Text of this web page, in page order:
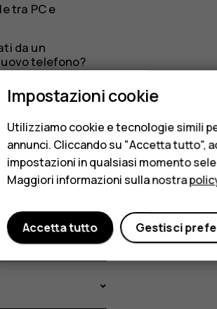
tra PC e
da un
telefono?
sul
Impostazioni cookie
Utilizziamo cookie e tecnologie simili
annunci. Cliccando su "Accetta tutto",
impostazioni in qualsiasi momento
Maggiori informazioni sulla nostra
Gestisci
Accetta tutto